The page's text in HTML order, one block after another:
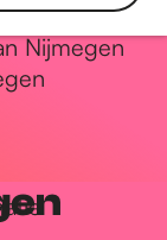
Nijmegen